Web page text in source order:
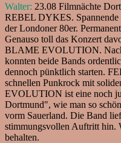
Walter: 23.08 Filmnächte
REBEL DYKES. Spannende
der Londoner 80er.
Genauso toll das Konzert
BLAME EVOLUTION. Nach
konnten beide Bands
dennoch pünktlich starten.
schnellen Punkrock mit
EVOLUTION ist eine noch
Dortmund", wie man so
vorm Sauerland. Die Band
stimmungsvollen Auftritt hin.
behalten.